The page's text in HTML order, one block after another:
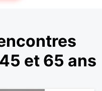
et 65 ans